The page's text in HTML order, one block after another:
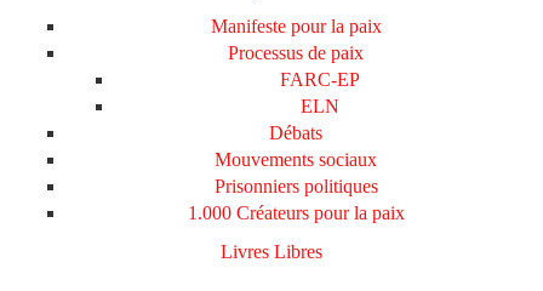
Manifeste pour la paix
Processus de paix
FARC-EP
ELN
Débats
Mouvements sociaux
Prisonniers politiques
1.000 Créateurs pour la paix
Livres Libres